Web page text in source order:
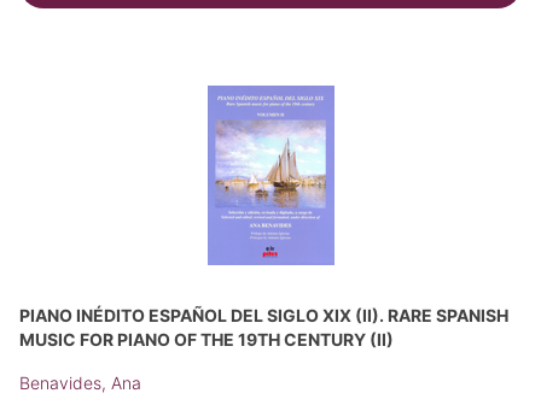
PIANO INÉDITO ESPAÑOL DEL SIGLO XIX (II). RARE SPANISH
MUSIC FOR PIANO OF THE 19TH CENTURY (II)
Benavides, Ana